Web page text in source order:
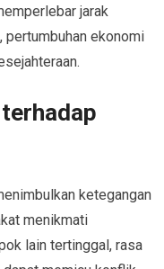
jarak
pertumbuhan ekonomi
ketegangan
menikmati
lain tertinggal, rasa